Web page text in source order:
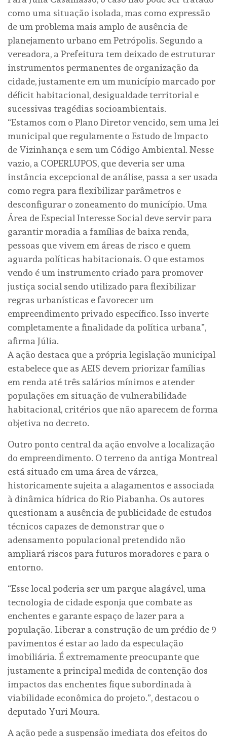
como uma situação isolada, mas como expressão
de um problema mais amplo de ausência de
planejamento urbano em Petrópolis. Segundo a
vereadora, a Prefeitura tem deixado de estruturar
instrumentos permanentes de organização da
cidade, justamente em um município marcado por
déficit habitacional, desigualdade territorial e
sucessivas tragédias socioambientais.
“Estamos com o Plano Diretor vencido, sem uma lei
municipal que regulamente o Estudo de Impacto
de Vizinhança e sem um Código Ambiental. Nesse
vazio, a COPERLUPOS, que deveria ser uma
instância excepcional de análise, passa a ser usada
como regra para flexibilizar parâmetros e
desconfigurar o zoneamento do município. Uma
Área de Especial Interesse Social deve servir para
garantir moradia a famílias de baixa renda,
pessoas que vivem em áreas de risco e quem
aguarda políticas habitacionais. O que estamos
vendo é um instrumento criado para promover
justiça social sendo utilizado para flexibilizar
regras urbanísticas e favorecer um
empreendimento privado específico. Isso inverte
completamente a finalidade da política urbana”,
afirma Júlia.
A ação destaca que a própria legislação municipal
estabelece que as AEIS devem priorizar famílias
em renda até três salários mínimos e atender
populações em situação de vulnerabilidade
habitacional, critérios que não aparecem de forma
objetiva no decreto.
Outro ponto central da ação envolve a localização
do empreendimento. O terreno da antiga Montreal
está situado em uma área de várzea,
historicamente sujeita a alagamentos e associada
à dinâmica hídrica do Rio Piabanha. Os autores
questionam a ausência de publicidade de estudos
técnicos capazes de demonstrar que o
adensamento populacional pretendido não
ampliará riscos para futuros moradores e para o
entorno.
“Esse local poderia ser um parque alagável, uma
tecnologia de cidade esponja que combate as
enchentes e garante espaço de lazer para a
população. Liberar a construção de um prédio de 9
pavimentos é estar ao lado da especulação
imobiliária. É extremamente preocupante que
justamente a principal medida de contenção dos
impactos das enchentes fique subordinada à
viabilidade econômica do projeto.”, destacou o
deputado Yuri Moura.
A ação pede a suspensão imediata dos efeitos do